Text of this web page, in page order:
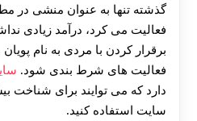
گذشته تنها به عنوان منشی در
فعالیت می کرد، درآمد زیادی
برقرار کردن با مردی به نام
فعالیت‌ های شرط بندی شود.
دارد که می توایند برای شناخت
سایت استفاده کنید.